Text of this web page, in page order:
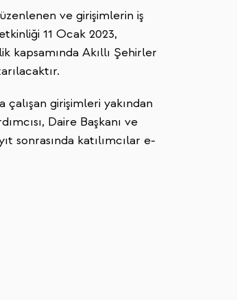
ve girişimlerin iş
etkinliği 11 Ocak 2023,
Akıllı Şehirler
girişimleri yakından
Daire Başkanı ve
sonrasında katılımcılar e-